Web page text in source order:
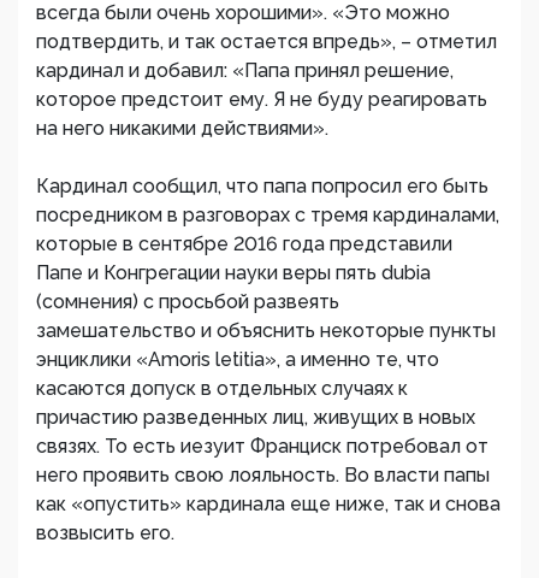
всегда были очень хорошими». «Это можно
подтвердить, и так остается впредь», – отметил
кардинал и добавил: «Папа принял решение,
которое предстоит ему. Я не буду реагировать
на него никакими действиями».
Кардинал сообщил, что папа попросил его быть
посредником в разговорах с тремя кардиналами,
которые в сентябре 2016 года представили
Папе и Конгрегации науки веры пять dubia
(сомнения) с просьбой развеять
замешательство и объяснить некоторые пункты
энциклики «Amoris letitia», а именно те, что
касаются допуск в отдельных случаях к
причастию разведенных лиц, живущих в новых
связях. То есть иезуит Франциск потребовал от
него проявить свою лояльность. Во власти папы
как «опустить» кардинала еще ниже, так и снова
возвысить его.